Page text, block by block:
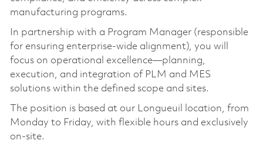
manufacturing programs.
In partnership with a Program Manager (responsible
for ensuring enterprise-wide alignment), you will
focus on operational excellence—planning,
execution, and integration of PLM and MES
solutions within the defined scope and sites.
The position is based at our Longueuil
location, from
Monday to Friday, with flexible hours and exclusively
on-site.